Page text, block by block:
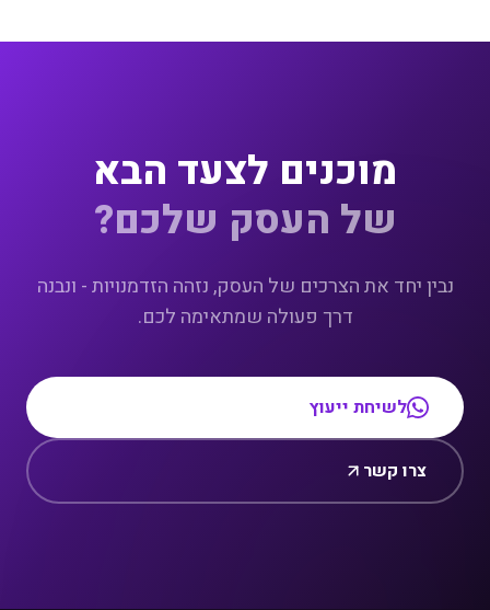
מוכנים לצעד הבא
של העסק שלכם?
נבין יחד את הצרכים של העסק, נזהה הזדמנויות - ונבנה
דרך פעולה שמתאימה לכם.
לשיחת ייעוץ
צרו קשר